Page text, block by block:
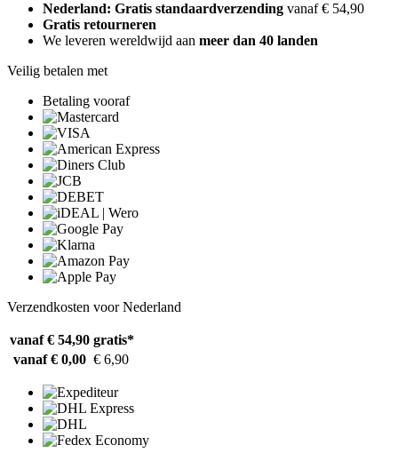
Nederland: Gratis standaardverzending vanaf € 54,90
Gratis retourneren
We leveren wereldwijd aan meer dan 40 landen
Veilig betalen met
Betaling vooraf
Verzendkosten voor Nederland
vanaf € 54,90 gratis*
vanaf € 0,00 € 6,90